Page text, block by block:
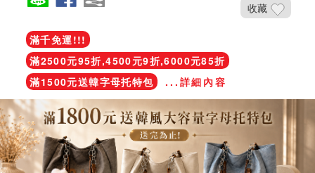
收藏
滿千免運!!!
滿2500元95折,4500元9折,6000元85折
滿1500元送韓字母托特包
...詳細內容